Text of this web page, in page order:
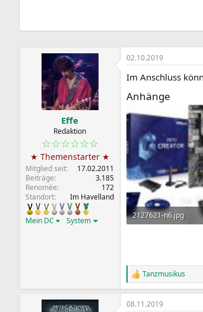
Effe
Redaktion
☆☆☆☆☆☆
★ Themenstarter ★
Mitglied seit
17.02.2011
Beiträge
3.185
Renomée
172
Standort
Im Havelland
Mein DC System
02.10.2019
Im Anschluss
Anhänge
2127621-n6.jpg
R
e
a
k
Tanzmusikus
08.11.2019